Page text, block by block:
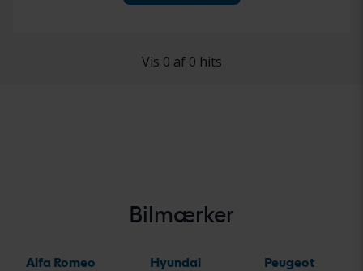
Vis 0 af 0 hits
Bilmærker
Alfa Romeo
Hyundai
Peugeot